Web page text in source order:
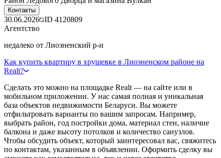
Контакты
30.06.2026 ID 4120809
Агентство
недалеко от Лиозненский р-н
Как купить квартиру в хрущевке в Лиозненском районе на
Realt?
Сделать это можно на площадке Realt — на сайте или в
мобильном приложении. У нас самая полная и уникальная
база объектов недвижимости Беларуси. Вы можете
отфильтровать варианты по вашим запросам. Например,
выбрать район, год постройки дома, материал стен, наличие
балкона и даже высоту потолков и количество санузлов.
Чтобы обсудить объект, который заинтересовал вас, свяжитесь
по контактам, указанным в объявлении. Оформить сделку вы